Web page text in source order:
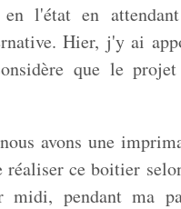
l'état en
Hier, j'y ai
que le
avons une
ce boitier
midi, pendant ma